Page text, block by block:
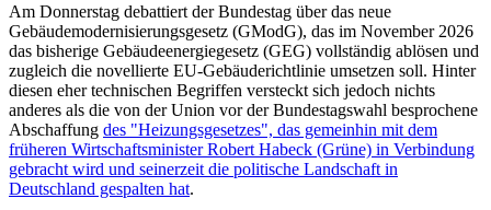
Am Donnerstag debattiert der Bundestag über das neue
Gebäudemodernisierungsgesetz (GModG), das im November 2026
das bisherige Gebäudeenergiegesetz (GEG) vollständig ablösen und
zugleich die novellierte EU-Gebäuderichtlinie umsetzen soll. Hinter
diesen eher technischen Begriffen versteckt sich jedoch nichts
anderes als die von der Union vor der Bundestagswahl besprochene
Abschaffung des "Heizungsgesetzes", das gemeinhin mit dem
früheren Wirtschaftsminister Robert Habeck (Grüne) in Verbindung
gebracht wird und seinerzeit die politische Landschaft in
Deutschland gespalten hat.